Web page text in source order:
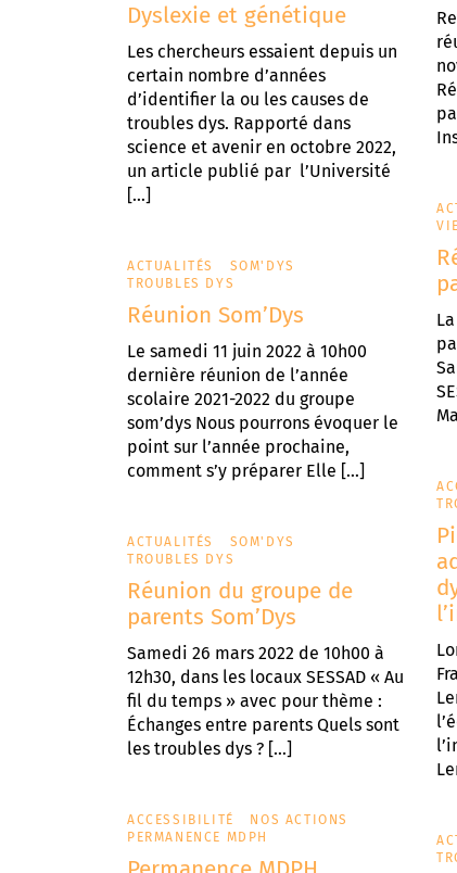
Dyslexie et génétique
Les chercheurs essaient depuis un
certain nombre d’années
d’identifier la ou les causes de
troubles dys. Rapporté dans
science et avenir en octobre 2022,
un article publié par l’Université
[…]
ACTUALITÉS
SOM'DYS
TROUBLES DYS
Réunion Som’Dys
Le samedi 11 juin 2022 à 10h00
dernière réunion de l’année
scolaire 2021-2022 du groupe
som’dys Nous pourrons évoquer le
point sur l’année prochaine,
comment s’y préparer Elle […]
ACTUALITÉS
SOM'DYS
TROUBLES DYS
Réunion du groupe de
parents Som’Dys
Samedi 26 mars 2022 de 10h00 à
12h30, dans les locaux SESSAD « Au
fil du temps » avec pour thème :
Échanges entre parents Quels sont
les troubles dys ? […]
ACCESSIBILITÉ
NOS ACTIONS
PERMANENCE MDPH